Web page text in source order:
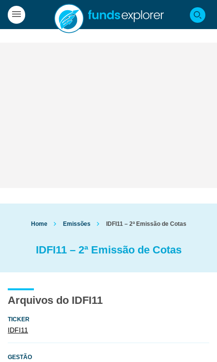
Home Emissões IDFI11 – 2ª Emissão de Cotas
IDFI11 – 2ª Emissão de Cotas
Arquivos do IDFI11
TICKER
IDFI11
GESTÃO